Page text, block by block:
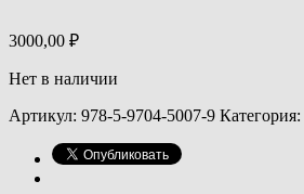
3000,00 ₽
Нет в наличии
Артикул: 978-5-9704-5007-9 Категория: